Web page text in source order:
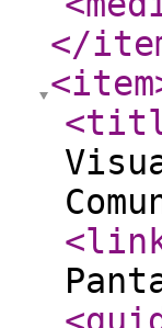
</
<item